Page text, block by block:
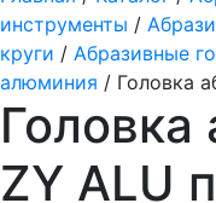
инструменты /
круги / Абразивные
алюминия / Головка
Головка
ZY ALU